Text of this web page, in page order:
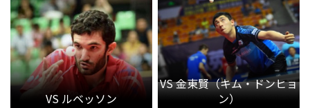
VS ルベッソン
VS 金東賢（キム・ドンヒョ
ン）